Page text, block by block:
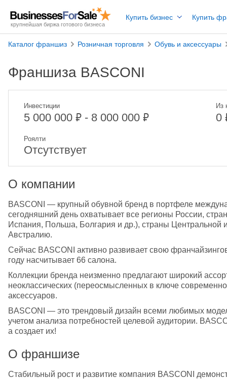
крупнейшая биржа готового бизнеса
Купить бизнес Купить
Каталог франшиз Розничная торговля Обувь и аксессуары
Франшиза BASCONI
Инвестиции
5 000 000 ₽ - 8 000 000 ₽
Из
0
Роялти
Отсутствует
О компании
BASCONI — крупный обувной бренд в портфеле
сегодняшний день охватывает все регионы России,
Испания, Польша, Болгария и др.), страны Центральной
Австралию.
Сейчас BASCONI активно развивает свою
году насчитывает 66 салона.
Коллекции бренда неизменно предлагают широкий
неоклассических (переосмысленных в ключе
аксессуаров.
BASCONI — это трендовый дизайн всеми любимых
учетом анализа потребностей целевой аудитории.
а создает их!
О франшизе
Стабильный рост и развитие компания BASCONI